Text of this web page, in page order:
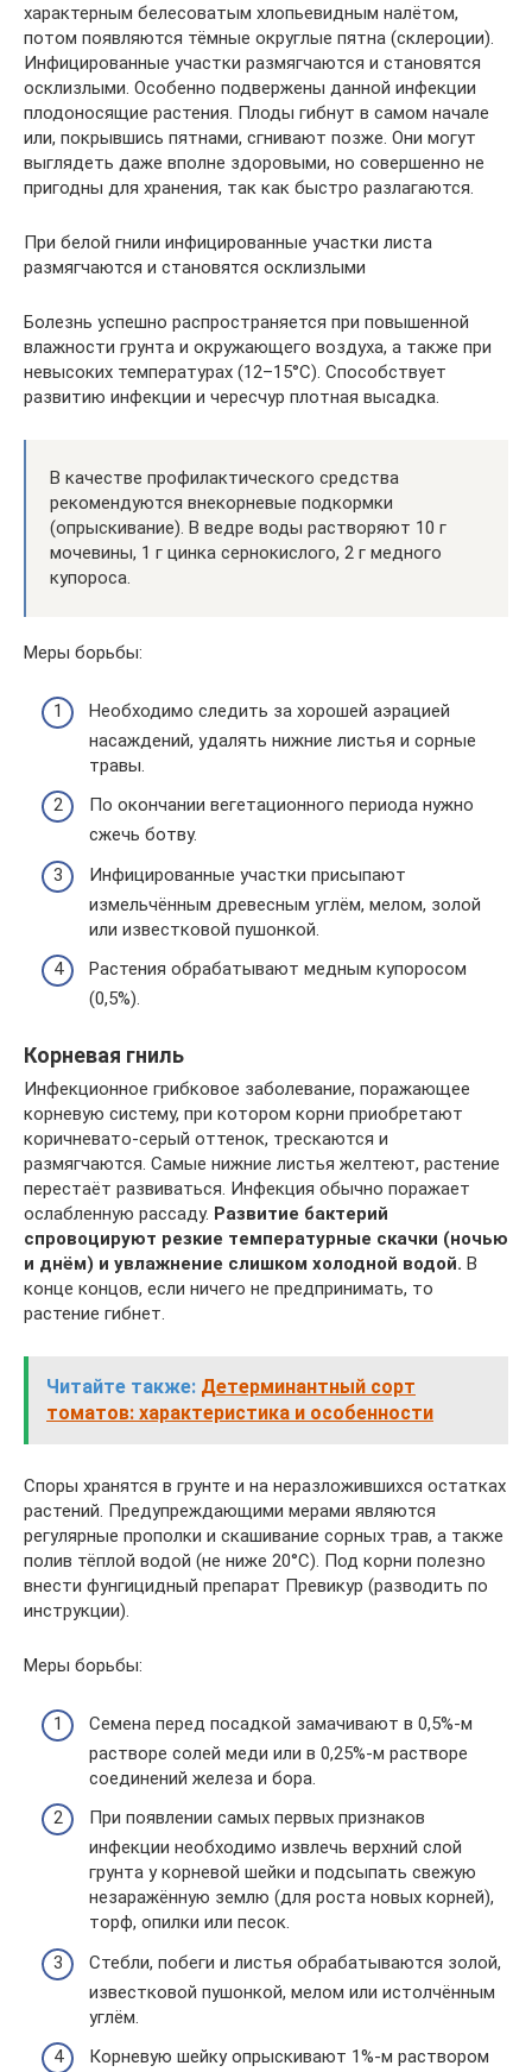
характерным белесоватым хлопьевидным налётом,
потом появляются тёмные округлые пятна (склероции).
Инфицированные участки размягчаются и становятся
осклизлыми. Особенно подвержены данной инфекции
плодоносящие растения. Плоды гибнут в самом начале
или, покрывшись пятнами, сгнивают позже. Они могут
выглядеть даже вполне здоровыми, но совершенно не
пригодны для хранения, так как быстро разлагаются.
При белой гнили инфицированные участки листа
размягчаются и становятся осклизлыми
Болезнь успешно распространяется при повышенной
влажности грунта и окружающего воздуха, а также при
невысоких температурах (12–15°C). Способствует
развитию инфекции и чересчур плотная высадка.
В качестве профилактического средства
рекомендуются внекорневые подкормки
(опрыскивание). В ведре воды растворяют 10 г
мочевины, 1 г цинка сернокислого, 2 г медного
купороса.
Меры борьбы:
Необходимо следить за хорошей аэрацией
насаждений, удалять нижние листья и сорные
травы.
По окончании вегетационного периода нужно
сжечь ботву.
Инфицированные участки присыпают
измельчённым древесным углём, мелом, золой
или известковой пушонкой.
Растения обрабатывают медным купоросом
(0,5%).
Корневая гниль
Инфекционное грибковое заболевание, поражающее
корневую систему, при котором корни приобретают
коричневато-серый оттенок, трескаются и
размягчаются. Самые нижние листья желтеют, растение
перестаёт развиваться. Инфекция обычно поражает
ослабленную рассаду. Развитие бактерий
спровоцируют резкие температурные скачки (ночью
и днём) и увлажнение слишком холодной водой. В
конце концов, если ничего не предпринимать, то
растение гибнет.
Читайте также: Детерминантный сорт
томатов: характеристика и особенности
Споры хранятся в грунте и на неразложившихся остатках
растений. Предупреждающими мерами являются
регулярные прополки и скашивание сорных трав, а также
полив тёплой водой (не ниже 20°C). Под корни полезно
внести фунгицидный препарат Превикур (разводить по
инструкции).
Меры борьбы:
Семена перед посадкой замачивают в 0,5%-м
растворе солей меди или в 0,25%-м растворе
соединений железа и бора.
При появлении самых первых признаков
инфекции необходимо извлечь верхний слой
грунта у корневой шейки и подсыпать свежую
незаражённую землю (для роста новых корней),
торф, опилки или песок.
Стебли, побеги и листья обрабатываются золой,
известковой пушонкой, мелом или истолчённым
углём.
Корневую шейку опрыскивают 1%-м раствором